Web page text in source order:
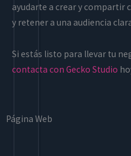
ayudarte a crear y compartir
y retener a una audiencia
Si estás listo para llevar tu
contacta con Gecko Studio
Página Web